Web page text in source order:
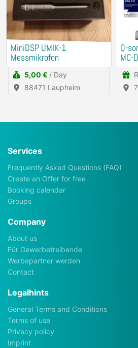
MiniDSP UMIK-1
Messmikrofon
5,00 € / Day
88471 Laupheim
Q-
MC-
Services
Frequently Asked Questions (FAQ)
Create an Offer for free
Booking calendar
Groups
Company
About us
Für Gewerbetreibende
Werbepartner werden
Contact
Legalhints
General Terms and Conditions
Terms of use
Privacy policy
Imprint